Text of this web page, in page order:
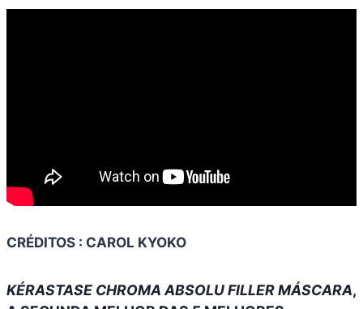
CRÉDITOS : CAROL KYOKO
KÉRASTASE CHROMA ABSOLU FILLER MÁSCARA,